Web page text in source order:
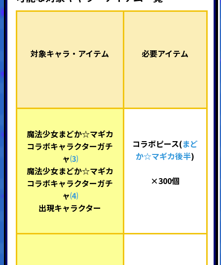
対象キャラ・アイテム 必要アイテム
魔法少女まどか☆マギカ
コラボキャラクターガチ
ャ⑶
魔法少女まどか☆マギカ
コラボキャラクターガチ
ャ⑷
出現キャラクター
コラボピース(まど
か☆マギカ後半)
×300個